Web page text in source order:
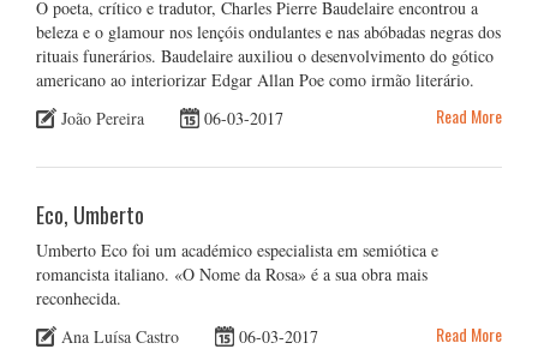
O poeta, crítico e tradutor, Charles Pierre Baudelaire encontrou a
beleza e o glamour nos lençóis ondulantes e nas abóbadas negras dos
rituais funerários. Baudelaire auxiliou o desenvolvimento do gótico
americano ao interiorizar Edgar Allan Poe como irmão literário.
João Pereira
06-03-2017 Read More
Eco, Umberto
Umberto Eco foi um académico especialista em semiótica e
romancista italiano. «O Nome da Rosa» é a sua obra mais
reconhecida.
Ana Luísa Castro
06-03-2017 Read More